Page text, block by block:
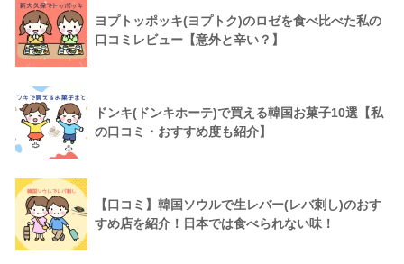
ヨプトッポッキ(ヨプトク)のロゼを食べ比べた私の
口コミレビュー【意外と辛い？】
ドンキ(ドンキホーテ)で買える韓国お菓子10選【私
の口コミ・おすすめ度も紹介】
【口コミ】韓国ソウルで生レバー(レバ刺し)のおす
すめ店を紹介！日本では食べられない味！